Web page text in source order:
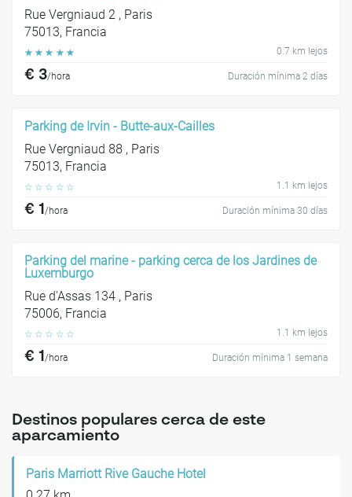
Rue Vergniaud 2 , Paris
75013, Francia
☆ ☆ ☆ ☆ ☆ 0.7 km lejos
€ 3/hora Duración mínima 2 días
Parking de Irvin - Butte-aux-Cailles
Rue Vergniaud 88 , Paris
75013, Francia
☆ ☆ ☆ ☆ ☆ 1.1 km lejos
€ 1/hora Duración mínima 30 días
Parking del marine - parking cerca de los Jardines de
Luxemburgo
Rue d'Assas 134 , Paris
75006, Francia
☆ ☆ ☆ ☆ ☆ 1.1 km lejos
€ 1/hora Duración mínima 1 semana
Destinos populares cerca de este
aparcamiento
Paris Marriott Rive Gauche Hotel